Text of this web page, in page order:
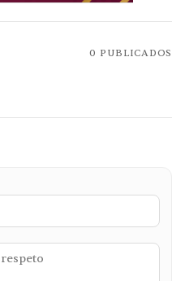
0 PUBLICADOS